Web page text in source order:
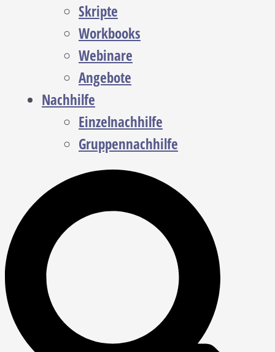
Skripte
Workbooks
Webinare
Angebote
Nachhilfe
Einzelnachhilfe
Gruppennachhilfe